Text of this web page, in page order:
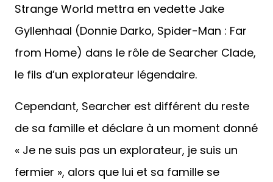
Strange World mettra en vedette Jake
Gyllenhaal (Donnie Darko, Spider-Man : Far
from Home) dans le rôle de Searcher Clade,
le fils d’un explorateur légendaire.
Cependant, Searcher est différent du reste
de sa famille et déclare à un moment donné
« Je ne suis pas un explorateur, je suis un
fermier », alors que lui et sa famille se